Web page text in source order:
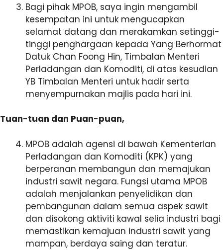
Bagi pihak MPOB, saya ingin mengambil
kesempatan ini untuk mengucapkan
selamat datang dan merakamkan setinggi-
tinggi penghargaan kepada Yang Berhormat
Datuk Chan Foong Hin, Timbalan Menteri
Perladangan dan Komoditi, di atas kesudian
YB Timbalan Menteri untuk hadir serta
menyempurnakan majlis pada hari ini.
Tuan-tuan dan Puan-puan,
MPOB adalah agensi di bawah Kementerian
Perladangan dan Komoditi (KPK) yang
berperanan membangun dan memajukan
industri sawit negara. Fungsi utama MPOB
adalah menjalankan penyelidikan dan
pembangunan dalam semua aspek sawit
dan disokong aktiviti kawal selia industri bagi
memastikan kemajuan industri sawit yang
mampan, berdaya saing dan teratur.